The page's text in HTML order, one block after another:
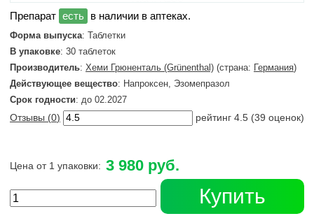
в наличии в аптеках.
Форма выпуска: Таблетки
В упаковке: 30 таблеток
Производитель: Хеми Грюненталь (Grünenthal) (страна: Германия)
Действующее вещество: Напроксен, Эзомепразол
Срок годности: до 02.2027
Отзывы (0) рейтинг 4.5 (39 оценок)
Цена от 1 упаковки: 3 980 руб.
Купить